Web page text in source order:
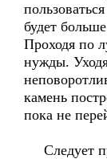
будет
Проходя по
нужды.
камень
пока не
Следует